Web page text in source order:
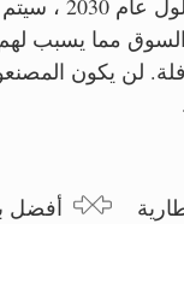
(11200 دولار)
مما يسبب لهم
لن يكون
أفضل